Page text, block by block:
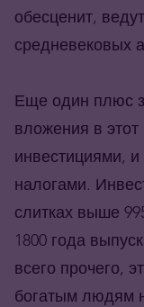
обесценит,
средневековых
Еще один плюс
вложения в
инвестициями,
налогами.
слитках выше
1800 года
всего прочего,
богатым людям